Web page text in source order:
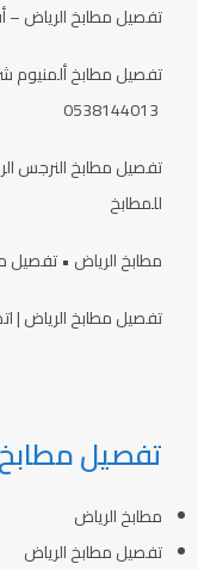
تفصيل مطابخ الرياض –
تفصيل مطابخ ألمنيوم
تفصيل مطابخ النرجس
للمطابخ
مطابخ الرياض • تفصيل
تفصيل مطابخ الرياض | اتصل الان
تفصيل مطابخ
مطابخ الرياض
تفصيل مطابخ الرياض